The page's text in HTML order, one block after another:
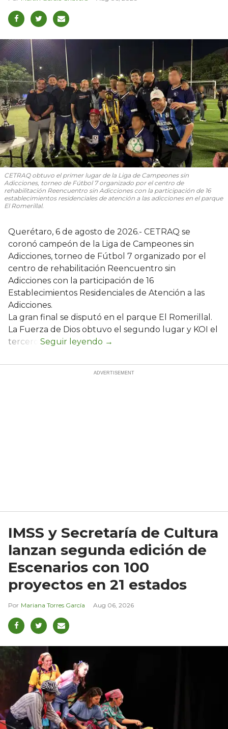
CETRAQ obtuvo el primer lugar de la Liga de Campeones sin
Adicciones, torneo de Fútbol 7 organizado por el centro de
rehabilitación Reencuentro sin Adicciones con la participación de 16
establecimientos residenciales de atención a las adicciones en el parque
El Romerillal.
Querétaro, 6 de agosto de 2026.- CETRAQ se
coronó campeón de la Liga de Campeones sin
Adicciones, torneo de Fútbol 7 organizado por el
centro de rehabilitación Reencuentro sin
Adicciones con la participación de 16
Establecimientos Residenciales de Atención a las
Adicciones.
La gran final se disputó en el parque El Romerillal.
La Fuerza de Dios obtuvo el segundo lugar y KOI el
tercero.
IMSS y Secretaría de Cultura
lanzan segunda edición de
Escenarios con 100
proyectos en 21 estados
Mariana Torres García Aug 06, 2026